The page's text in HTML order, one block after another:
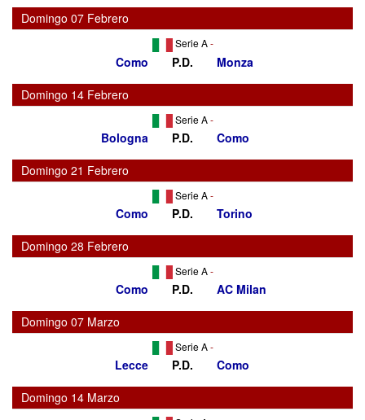
Domingo 07 Febrero
Serie A -
Como P.D.
Monza
Domingo 14 Febrero
Serie A -
Bologna P.D.
Como
Domingo 21 Febrero
Serie A -
Como P.D.
Torino
Domingo 28 Febrero
Serie A -
Como P.D.
AC Milan
Domingo 07 Marzo
Serie A -
Lecce P.D.
Como
Domingo 14 Marzo